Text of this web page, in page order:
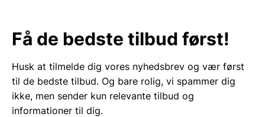
Få de bedste tilbud først!
Husk at tilmelde dig vores nyhedsbrev og vær først
til de bedste tilbud. Og bare rolig, vi spammer dig
ikke, men sender kun relevante tilbud og
informationer til dig.